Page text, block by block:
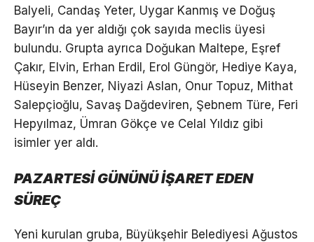
Balyeli, Candaş Yeter, Uygar Kanmış ve Doğuş
Bayır’ın da yer aldığı çok sayıda meclis üyesi
bulundu. Grupta ayrıca Doğukan Maltepe, Eşref
Çakır, Elvin, Erhan Erdil, Erol Güngör, Hediye Kaya,
Hüseyin Benzer, Niyazi Aslan, Onur Topuz, Mithat
Salepçioğlu, Savaş Dağdeviren, Şebnem Türe, Feri
Hepyılmaz, Ümran Gökçe ve Celal Yıldız gibi
isimler yer aldı.
PAZARTESİ GÜNÜNÜ İŞARET EDEN
SÜREÇ
Yeni kurulan gruba, Büyükşehir Belediyesi Ağustos